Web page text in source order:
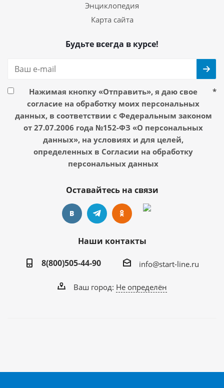
Энциклопедия
Карта сайта
Будьте всегда в курсе!
Нажимая кнопку «Отправить», я даю свое
согласие на обработку моих персональных
данных, в соответствии с Федеральным законом
от 27.07.2006 года №152-ФЗ «О персональных
данных», на условиях и для целей,
определенных в Согласии на обработку
персональных данных
*
Оставайтесь на связи
Наши контакты
8(800)505-44-90
info@start-line.ru
Ваш город: Не определён